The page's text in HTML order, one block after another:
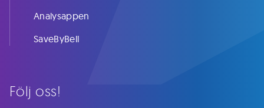
Följ oss!
Analysappen
SaveByBell